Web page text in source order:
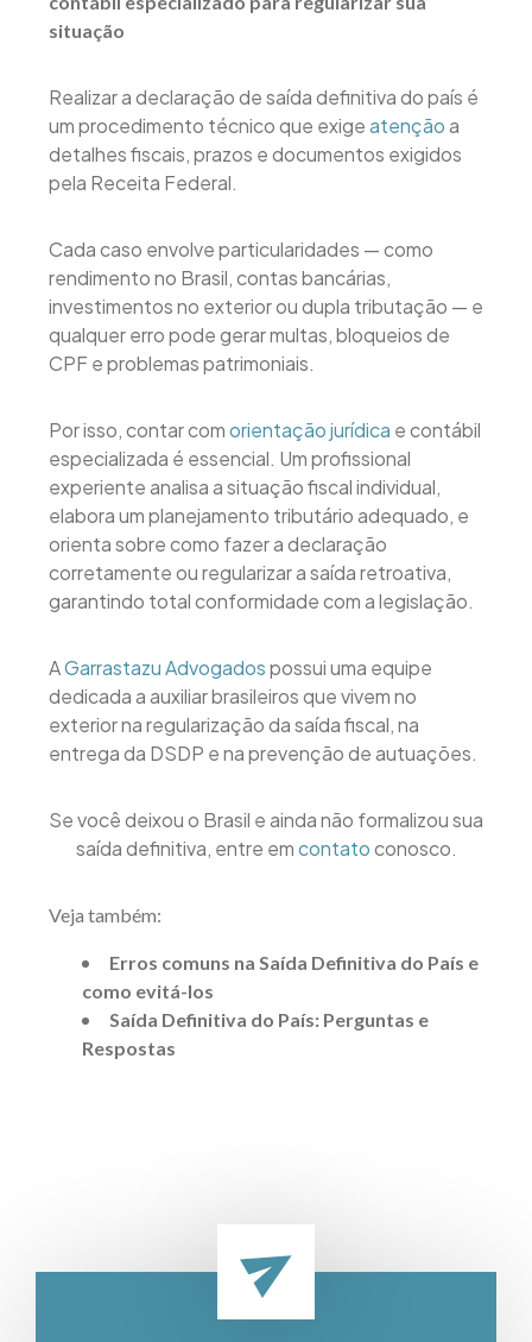
situação
Realizar a declaração de saída definitiva do país é
um procedimento técnico que exigeatençãoa
detalhes fiscais, prazos e documentos exigidos
pela Receita Federal.
Cada caso envolve particularidades — como
rendimento no Brasil, contas bancárias,
investimentos no exterior ou dupla tributação — e
qualquer erro pode gerar multas, bloqueios de
CPF e problemas patrimoniais.
Por isso, contar comorientação jurídica e contábil
especializada é essencial. Um profissional
experiente analisa a situação fiscal individual,
elabora um planejamento tributário adequado, e
orienta sobre como fazer a declaração
corretamente ou regularizar a saída retroativa,
garantindo total conformidade com a legislação.
AGarrastazu Advogadospossui uma equipe
dedicada a auxiliar brasileiros que vivem no
exterior na regularização da saída fiscal, na
entrega da DSDP e na prevenção de autuações.
Se você deixou o Brasil e ainda não formalizou sua
saída definitiva, entre emcontatoconosco.
Veja também:
Erros comuns na Saída Definitiva do País e
como evitá-los
Saída Definitiva do País: Perguntas e
Respostas